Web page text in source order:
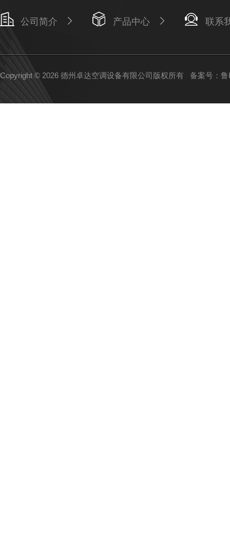
公司简介 产品中心 联系
Copyright © 2026 德州卓达空调设备有限公司版权所有 备案号：